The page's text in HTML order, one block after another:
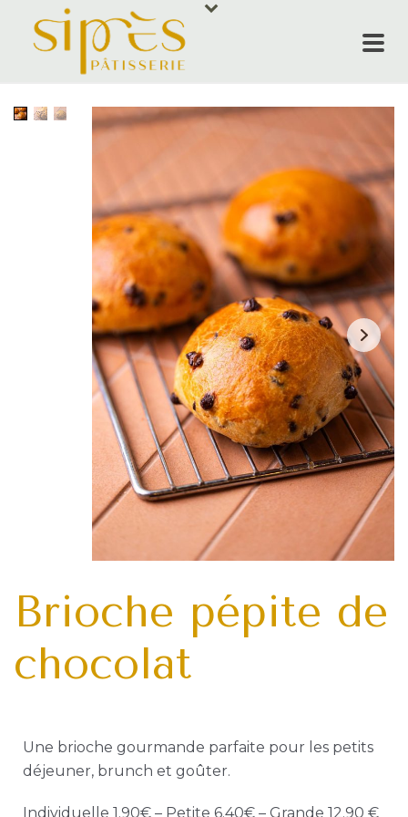
Brioche pépite de
chocolat
Une brioche gourmande parfaite pour les petits
déjeuner, brunch et goûter.
Individuelle 1.90€ – Petite 6.40€ – Grande 12.90 €
ACCUEIL
NOS
SIPRÈS
QUI
CONTACT
Siprès Pâtisserie
39 Rue de
Ouvert du mardi
De 7h30 à 19h30
Tram T1 – Arrêt